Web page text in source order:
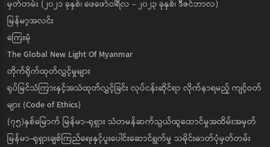
မှတ်တမ်း (၂၀၂၁ ခုနှစ်၊ ဖေဖော်ဝါရီလ - ၂၀၂၃ ခုနှစ်၊ ဒီဇင်ဘာလ)
မြန်မာ့အလင်း
ကြေးမုံ
The Global New Light Of Myanmar
တိုက်ရိုက်ထုတ်လွှင့်မှုများ
ရုပ်မြင်သံကြားနှင့်အသံထုတ်လွှင့်ခြင်း လုပ်ငန်းဆိုင်ရာ လိုက်နာရမည့် ကျင့်ဝတ်
များ (Code of Ethics)
(၇၅)နှစ်မြောက် မြန်မာ-ရုရှား သံတမန်ဆက်သွယ်ထူထောင်မှုအထိမ်းအမှတ်
မြန်မာ-ရုရှားချစ်ကြည်ရေးနှင့်ပူးပေါင်းဆောင်ရွက်မှု သမိုင်းဓာတ်ပုံမှတ်တမ်း